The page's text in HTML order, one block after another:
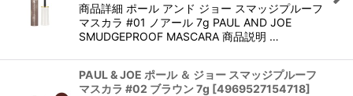
商品詳細 ポール アンド ジョー スマッジプルーフ
マスカラ #01 ノアール 7g PAUL AND JOE
SMUDGEPROOF MASCARA 商品説明 …
PAUL & JOE ポール ＆ ジョー スマッジプルーフ
マスカラ #02 ブラウン 7g [4969527154718]